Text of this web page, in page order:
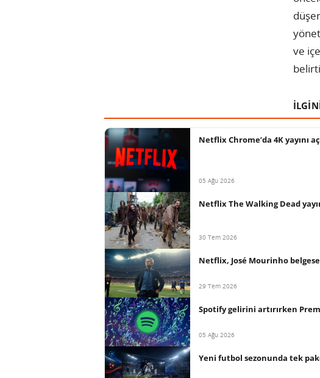
ve
Netflix Chrome’da 4K yayını
05 Ağu 2026
Netflix The Walking Dead
30 Tem 2026
Netflix, José Mourinho
29 Tem 2026
Spotify gelirini artırırken
05 Ağu 2026
Yeni futbol sezonunda tek